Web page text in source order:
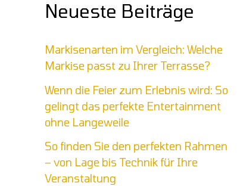
Neueste Beiträge
Markisenarten im Vergleich: Welche
Markise passt zu Ihrer Terrasse?
Wenn die Feier zum Erlebnis wird: So
gelingt das perfekte Entertainment
ohne Langeweile
So finden Sie den perfekten Rahmen
– von Lage bis Technik für Ihre
Veranstaltung